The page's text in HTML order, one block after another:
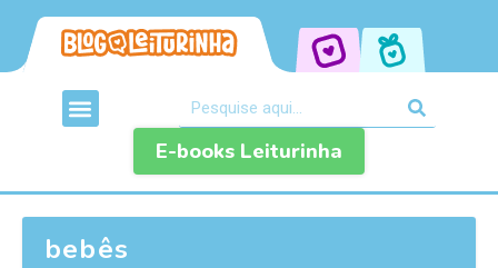
E-books Leiturinha
bebês